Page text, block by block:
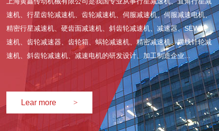
速机、行星齿轮减速机、齿轮减速机、伺服减速机、伺服减速电机、
精密行星减速机、硬齿面减速机、斜齿轮减速机、减速器、SEW减
速机、齿轮减速器、齿轮箱、蜗轮减速机、精密减速机、摆线针轮减
速机、斜齿轮减速机、减速电机的研发设计、加工制造企业...
Lear more >